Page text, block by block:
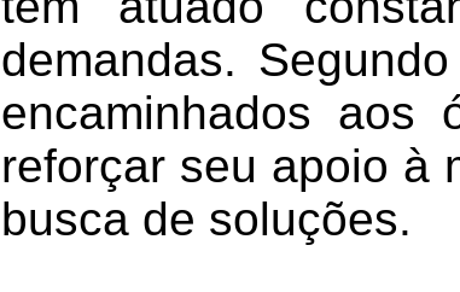
demandas.
encaminhados aos
reforçar seu apoio à
busca de soluções.